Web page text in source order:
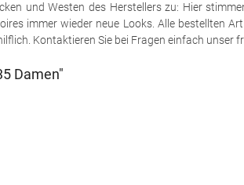
und Westen des Herstellers zu: Hier
immer wieder neue Looks. Alle bestellten
Kontaktieren Sie bei Fragen einfach unser
Damen"